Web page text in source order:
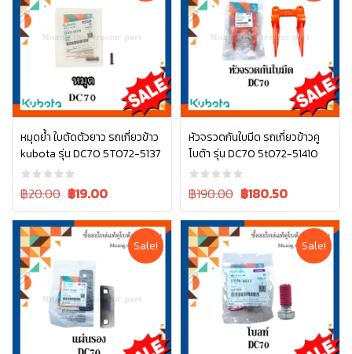
หมุดย้ำ ใบตัดตัวยาว รถเกี่ยวข้าว
kubota รุ่น DC70 5T072-5137
Original
was:
฿20.00.
฿20.00 Current
is:
฿20.00.
฿19.00
หยิบใส่ตะกร้า
หัวจรวดกันใบมีด รถเกี่ยวข้าวคู
โบต้า รุ่น DC70 5t072-51410
Original
was:
฿190.00.
฿190.00 Current
is:
฿190.00.
฿180.50
หยิบใส่ตะกร้า
Sale! Sale!